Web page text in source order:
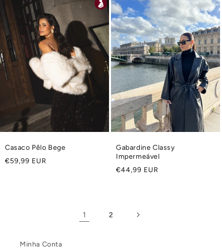
Casaco Pêlo Bege
Preço
€59,99 EUR
Gabardine Classy
Impermeável
Preço
€44,99 EUR
1 2
Minha Conta